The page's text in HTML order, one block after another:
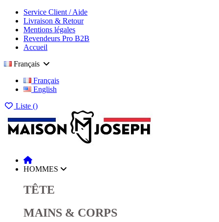
Service Client / Aide
Livraison & Retour
Mentions légales
Revendeurs Pro B2B
Accueil
Français
Français
English
Liste ()
HOMMES
TÊTE
MAINS & CORPS